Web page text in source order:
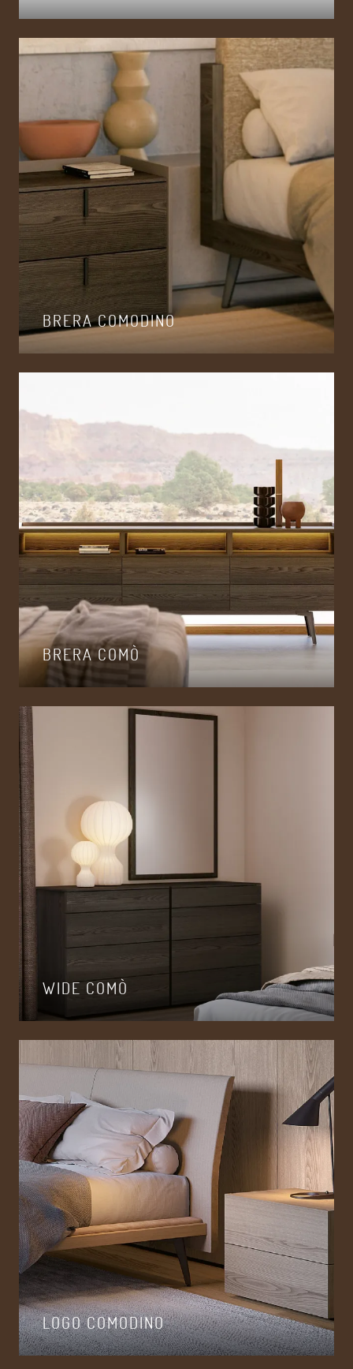
BRERA COMODINO
BRERA COMÒ
WIDE COMÒ
LOGO COMODINO